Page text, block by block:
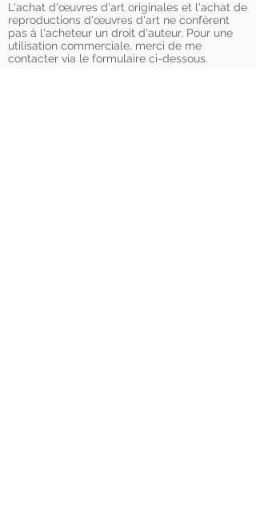
L'achat d'œuvres d'art originales et l'achat de
reproductions d'œuvres d'art ne confèrent
pas à l'acheteur un droit d'auteur. Pour une
utilisation commerciale, merci de me
contacter via le formulaire ci-dessous.